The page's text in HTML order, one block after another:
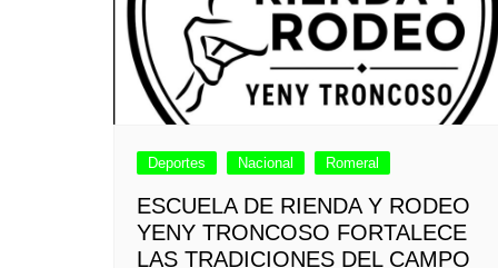
Deportes Nacional Romeral
ESCUELA DE RIENDA Y RODEO
YENY TRONCOSO FORTALECE
LAS TRADICIONES DEL CAMPO